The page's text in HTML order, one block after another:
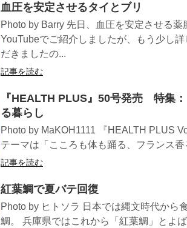
血圧を安定させるタイとブリ
Photo by Barry 先日、血圧を安定させる
YouTubeでご紹介しましたが、もう少し
だきましたの...
記事を読む
『HEALTH PLUS』50号発売 特集
る暮らし
Photo by MaKOH1111 『HEALTH PLUS
テーマは「こころも体も踊る、フランス香
記事を読む
紅葉鯛で夏バテ回復
Photo by ヒトソラ 日本では縄文時代から
鯛。 兵庫県ではこれから「紅葉鯛」とよ